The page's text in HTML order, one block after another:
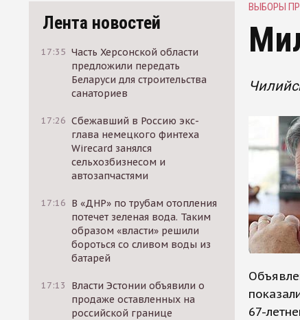
Лента новостей
17:35 Часть Херсонской области
предложили передать
Беларуси для строительства
санаториев
17:26 Сбежавший в Россию экс-
глава немецкого финтеха
Wirecard занялся
сельхозбизнесом и
автозапчастями
17:16 В «ДНР» по трубам отопления
потечет зеленая вода. Таким
образом «власти» решили
бороться со сливом воды из
батарей
17:13
Власти Эстонии объявили о
продаже оставленных на
российской границе
ВЫБОРЫ
67-